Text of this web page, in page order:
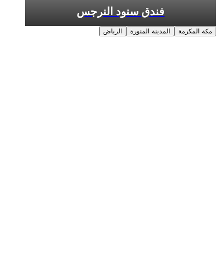
فندق سنود النرجس
المدينة المنورة الرياض